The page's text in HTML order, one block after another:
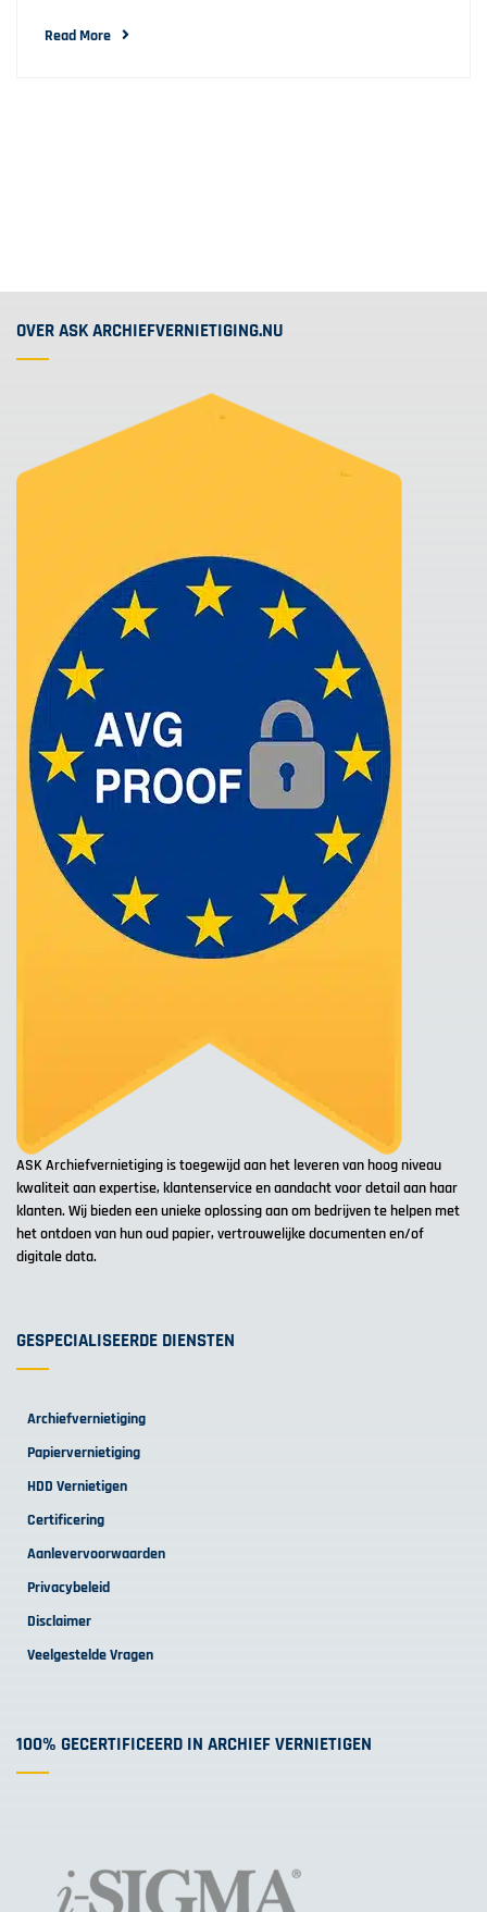
Read More
OVER ASK ARCHIEFVERNIETIGING.NU
ASK Archiefvernietiging is toegewijd aan het leveren van hoog niveau
kwaliteit aan expertise, klantenservice en aandacht voor detail aan haar
klanten. Wij bieden een unieke oplossing aan om bedrijven te helpen met
het ontdoen van hun oud papier, vertrouwelijke documenten en/of
digitale data.
GESPECIALISEERDE DIENSTEN
Archiefvernietiging
Papiervernietiging
HDD Vernietigen
Certificering
Aanlevervoorwaarden
Privacybeleid
Disclaimer
Veelgestelde Vragen
100% GECERTIFICEERD IN ARCHIEF VERNIETIGEN